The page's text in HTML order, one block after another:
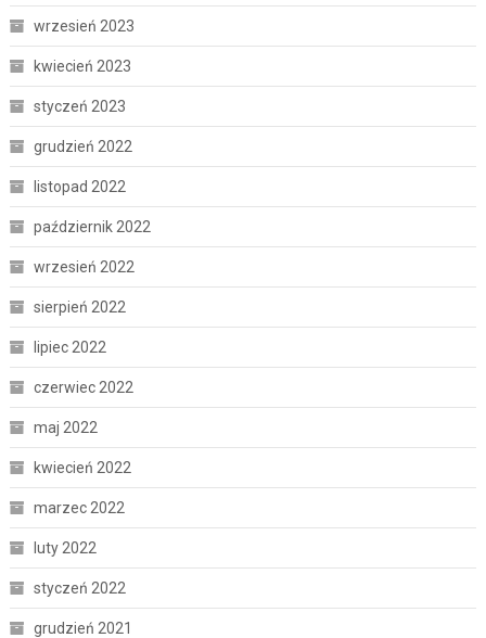
wrzesień 2023
kwiecień 2023
styczeń 2023
grudzień 2022
listopad 2022
październik 2022
wrzesień 2022
sierpień 2022
lipiec 2022
czerwiec 2022
maj 2022
kwiecień 2022
marzec 2022
luty 2022
styczeń 2022
grudzień 2021